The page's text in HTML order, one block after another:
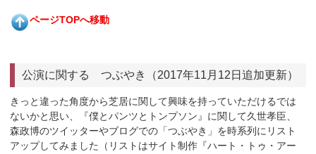
ページTOPへ移動
公演に関する つぶやき（2017年11月12日追加更新）
きっと違った角度から芝居に関して興味を持っていただけるでは
ないかと思い、『僕とパンツとトンプソン』に関して久世孝臣、
森政博のツイッターやブログでの「つぶやき」を時系列にリスト
アップしてみました（リストはサイト制作『ハート・トゥ・アー